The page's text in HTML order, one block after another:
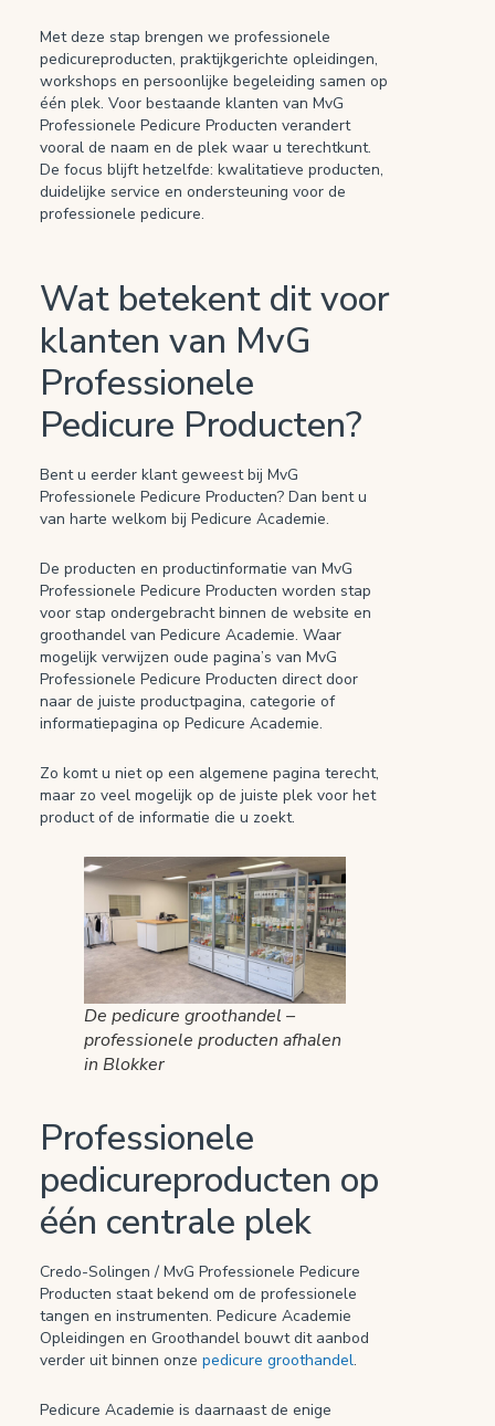
Met deze stap brengen we professionele
pedicureproducten, praktijkgerichte opleidingen,
workshops en persoonlijke begeleiding samen op
één plek. Voor bestaande klanten van MvG
Professionele Pedicure Producten verandert
vooral de naam en de plek waar u terechtkunt.
De focus blijft hetzelfde: kwalitatieve producten,
duidelijke service en ondersteuning voor de
professionele pedicure.
Wat betekent dit voor
klanten van MvG
Professionele
Pedicure Producten?
Bent u eerder klant geweest bij MvG
Professionele Pedicure Producten? Dan bent u
van harte welkom bij Pedicure Academie.
De producten en productinformatie van MvG
Professionele Pedicure Producten worden stap
voor stap ondergebracht binnen de website en
groothandel van Pedicure Academie. Waar
mogelijk verwijzen oude pagina’s van MvG
Professionele Pedicure Producten direct door
naar de juiste productpagina, categorie of
informatiepagina op Pedicure Academie.
Zo komt u niet op een algemene pagina terecht,
maar zo veel mogelijk op de juiste plek voor het
product of de informatie die u zoekt.
De pedicure groothandel –
professionele producten afhalen
in Blokker
Professionele
pedicureproducten op
één centrale plek
Credo-Solingen / MvG Professionele Pedicure
Producten staat bekend om de professionele
tangen en instrumenten. Pedicure Academie
Opleidingen en Groothandel bouwt dit aanbod
verder uit binnen onze pedicure groothandel.
Pedicure Academie is daarnaast de enige